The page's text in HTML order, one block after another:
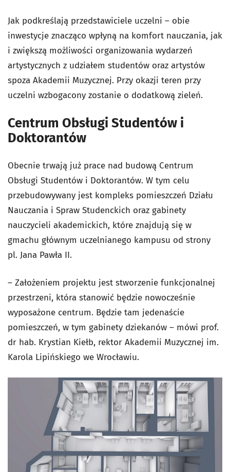
Jak podkreślają przedstawiciele uczelni – obie
inwestycje znacząco wpłyną na komfort nauczania, jak
i zwiększą możliwości organizowania wydarzeń
artystycznych z udziałem studentów oraz artystów
spoza Akademii Muzycznej. Przy okazji teren przy
uczelni wzbogacony zostanie o dodatkową zieleń.
Centrum Obsługi Studentów i
Doktorantów
Obecnie trwają już prace nad budową Centrum
Obsługi Studentów i Doktorantów. W tym celu
przebudowywany jest kompleks pomieszczeń Działu
Nauczania i Spraw Studenckich oraz gabinety
nauczycieli akademickich, które znajdują się w
gmachu głównym uczelnianego kampusu od strony
pl. Jana Pawła II.
– Założeniem projektu jest stworzenie funkcjonalnej
przestrzeni, która stanowić będzie nowocześnie
wyposażone centrum. Będzie tam jedenaście
pomieszczeń, w tym gabinety dziekanów – mówi prof.
dr hab. Krystian Kiełb, rektor Akademii Muzycznej im.
Karola Lipińskiego we Wrocławiu.